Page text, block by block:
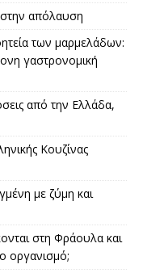
στην απόλαυση
των μαρμελάδων:
γαστρονομική
από την Ελλάδα,
Κουζίνας
με ζύμη και
στη Φράουλα και
οργανισμό;